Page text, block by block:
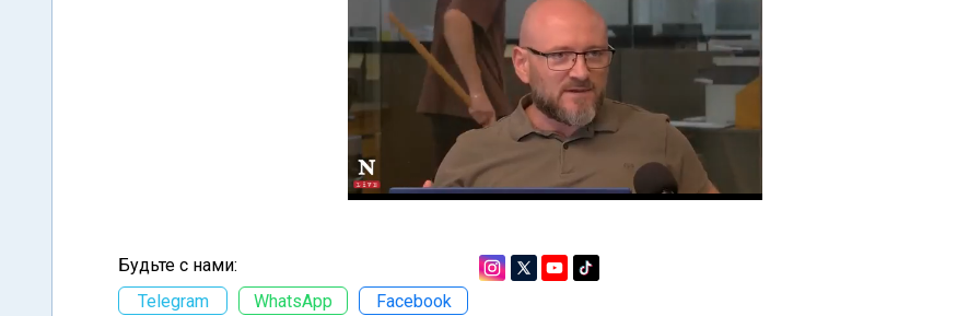
Будьте с нами:
Telegram
WhatsApp Facebook